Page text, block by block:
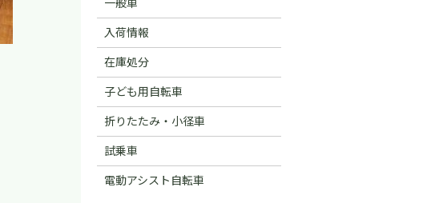
一般車
入荷情報
在庫処分
子ども用自転車
折りたたみ・小径車
試乗車
電動アシスト自転車